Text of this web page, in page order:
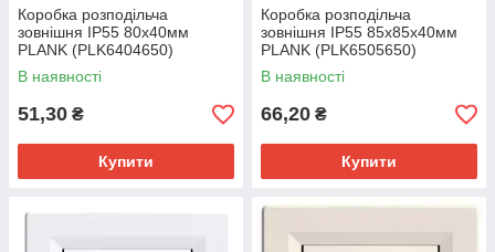
Коробка розподільча
зовнішня IP55 80x40мм
PLANK (PLK6404650)
В наявності
51,30 ₴
Купити
Коробка розподільча
зовнішня IP55 85x85х40мм
PLANK (PLK6505650)
В наявності
66,20 ₴
Купити